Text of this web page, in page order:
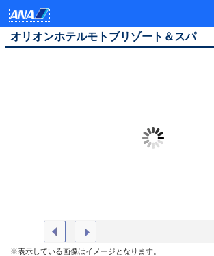
オリオンホテルモトブリゾート＆スパ
※表示している画像はイメージとなります。